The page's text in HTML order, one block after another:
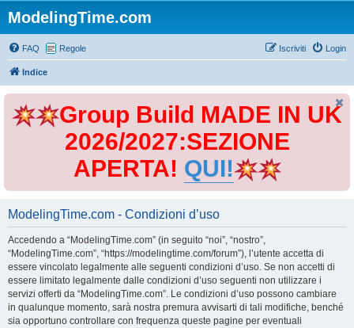
ModelingTime.com
FAQ Regole Login
Iscriviti
Indice
Group Build MADE IN UK
2026/2027:SEZIONE
APERTA! QUI!
ModelingTime.com - Condizioni d’uso
Accedendo a “ModelingTime.com” (in seguito “noi”, “nostro”,
“ModelingTime.com”, “https://modelingtime.com/forum”), l’utente accetta di
essere vincolato legalmente alle seguenti condizioni d’uso. Se non accetti di
essere limitato legalmente dalle condizioni d’uso seguenti non utilizzare i
servizi offerti da “ModelingTime.com”. Le condizioni d’uso possono cambiare
in qualunque momento, sarà nostra premura avvisarti di tali modifiche, benché
sia opportuno controllare con frequenza queste pagine per eventuali